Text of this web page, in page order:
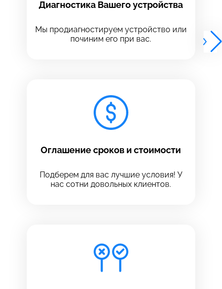
Диагностика Вашего устройства
Мы продиагностируем устройство или
починим его при вас.
Оглашение сроков и стоимости
Подберем для вас лучшие условия! У
нас сотни довольных клиентов.
Выберите адрес сервиса, в который хотите
Выберите адрес сервиса, в который хотите